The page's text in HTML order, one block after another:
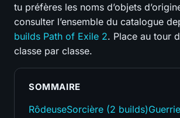
tu préfères les noms d’objets
consulter l’ensemble du catalogue
builds Path of Exile 2. Place au tour
classe par classe.
SOMMAIRE
RôdeuseSorcière (2 builds)